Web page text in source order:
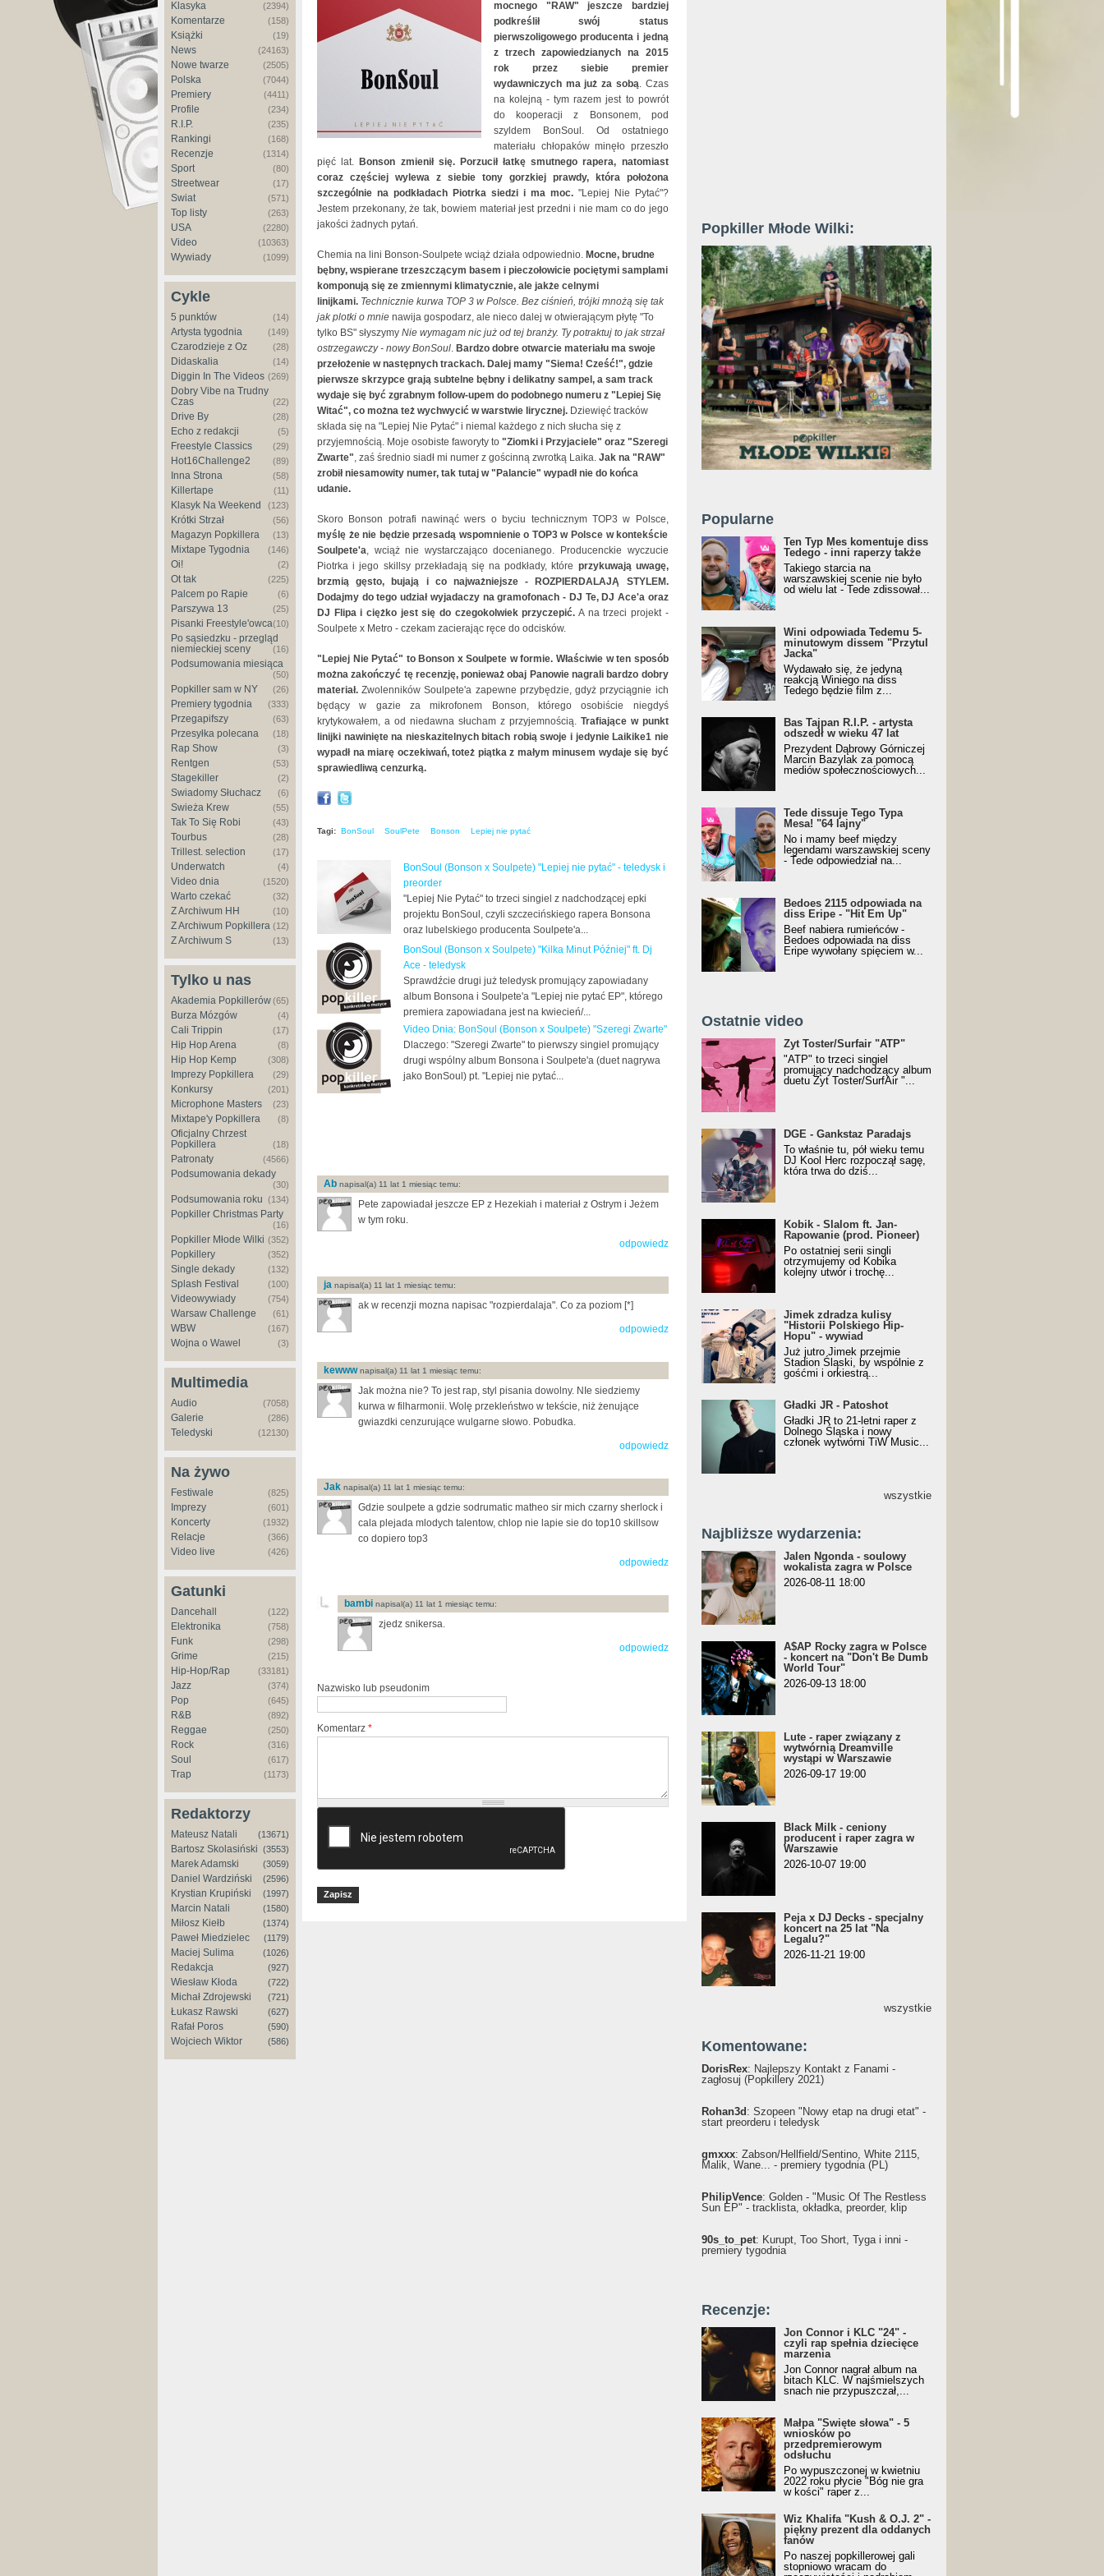
Klasyka (2394)
Komentarze (158)
Książki (19)
News (24163)
Nowe twarze (2505)
Polska (7044)
Premiery (4411)
Profile (234)
R.I.P. (235)
Rankingi (168)
Recenzje (1314)
Sport (80)
Streetwear (17)
Świat (571)
Top listy (263)
USA (2280)
Video (10363)
Wywiady (1099)
Cykle
5 punktów (14)
Artysta tygodnia (149)
Czarodzieje z Oz (28)
Didaskalia (14)
Diggin In The Videos (269)
Dobry Vibe na Trudny
Czas
(22)
Drive By (28)
Echo z redakcji (5)
Freestyle Classics (29)
Hot16Challenge2 (89)
Inna Strona (58)
Killertape (11)
Klasyk Na Weekend (123)
Krótki Strzał (56)
Magazyn Popkillera (13)
Mixtape Tygodnia (146)
Oi! (2)
Ot tak (225)
Palcem po Rapie (6)
Parszywa 13 (25)
Pisanki Freestyle'owca(10)
Po sąsiedzku - przegląd
niemieckiej sceny
(16)
Podsumowania miesiąca
(50)
Popkiller sam w NY (26)
Premiery tygodnia (333)
Przegapifszy (63)
Przesyłka polecana (18)
Rap Show (3)
Rentgen (53)
Stagekiller (2)
Świadomy Słuchacz (6)
Świeża Krew (55)
Tak To Się Robi (43)
Tourbus (28)
Trillest. selection (17)
Underwatch (4)
Video dnia (1520)
Warto czekać (32)
Z Archiwum HH (10)
Z Archiwum Popkillera (12)
Z Archiwum S (13)
Tylko u nas
Akademia Popkillerów(65)
Burza Mózgów (4)
Cali Trippin (17)
Hip Hop Arena (8)
Hip Hop Kemp (308)
Imprezy Popkillera (29)
Konkursy (201)
Microphone Masters (23)
Mixtape'y Popkillera (8)
Oficjalny Chrzest
Popkillera
(18)
Patronaty (4566)
Podsumowania dekady
(30)
Podsumowania roku (134)
Popkiller Christmas Party
(16)
Popkiller Młode Wilki (352)
Popkillery (352)
Single dekady (132)
Splash Festival (100)
Videowywiady (754)
Warsaw Challenge (61)
WBW (167)
Wojna o Wawel (3)
Multimedia
Audio (7058)
Galerie (286)
Teledyski (12130)
Na żywo
Festiwale (825)
Imprezy (601)
Koncerty (1932)
Relacje (366)
Video live (426)
Gatunki
Dancehall (122)
Elektronika (758)
Funk (298)
Grime (215)
Hip-Hop/Rap (33181)
Jazz (374)
Pop (645)
R&B (892)
Reggae (250)
Rock (316)
Soul (617)
Trap (1173)
Redaktorzy
Mateusz Natali (13671)
Bartosz Skolasiński (3553)
Marek Adamski (3059)
Daniel Wardziński (2596)
Krystian Krupiński (1997)
Marcin Natali (1580)
Miłosz Kiełb (1374)
Paweł Miedzielec (1179)
Maciej Sulima (1026)
Redakcja (927)
Wiesław Kłoda (722)
Michał Zdrojewski (721)
Łukasz Rawski (627)
Rafał Poros (590)
Wojciech Wiktor (586)
mocnego "RAW" jeszcze bardziej
podkreślił swój status
pierwszoligowego producenta i jedną
z trzech zapowiedzianych na 2015
rok przez siebie premier
wydawniczych ma już za sobą. Czas
na kolejną - tym razem jest to powrót
do kooperacji z Bonsonem, pod
szyldem BonSoul. Od ostatniego
materiału chłopaków minęło przeszło
pięć lat. Bonson zmienił się. Porzucił łatkę smutnego rapera, natomiast
coraz częściej wylewa z siebie tony gorzkiej prawdy, która położona
szczególnie na podkładach Piotrka siedzi i ma moc."Lepiej Nie Pytać"?
Jestem przekonany, że tak, bowiem materiał jest przedni i nie mam co do jego
jakości żadnych pytań.
Chemia na lini Bonson-Soulpete wciąż działa odpowiednio. Mocne, brudne
bębny, wspierane trzeszczącym basem i pieczołowicie pociętymi samplami
komponują się ze zmiennymi klimatycznie, ale jakże celnymi
linijkami. Technicznie kurwa TOP 3 w Polsce. Bez ciśnień, trójki mnożą się tak
jak plotki o mnie nawija gospodarz, ale nieco dalej w otwierającym płytę "To
tylko BS" słyszymy Nie wymagam nic już od tej branży. Ty potraktuj to jak strzał
ostrzegawczy - nowy BonSoul. Bardzo dobre otwarcie materiału ma swoje
przełożenie w następnych trackach. Dalej mamy "Siema! Cześć!", gdzie
pierwsze skrzypce grają subtelne bębny i delikatny sampel, a sam track
wydaje się być zgrabnym follow-upem do podobnego numeru z "Lepiej Się
Witać", co można też wychwycić w warstwie lirycznej. Dziewięć tracków
składa się na "Lepiej Nie Pytać" i niemal każdego z nich słucha się z
przyjemnością. Moje osobiste faworyty to "Ziomki i Przyjaciele" oraz "Szeregi
Zwarte", zaś średnio siadł mi numer z gościnną zwrotką Laika. Jak na "RAW"
zrobił niesamowity numer, tak tutaj w "Palancie" wypadł nie do końca
udanie.
Skoro Bonson potrafi nawinąć wers o byciu technicznym TOP3 w Polsce,
myślę że nie będzie przesadą wspomnienie o TOP3 w Polsce w kontekście
Soulpete'a, wciąż nie wystarczająco docenianego. Producenckie wyczucie
Piotrka i jego skillsy przekładają się na podkłady, które przykuwają uwagę,
brzmią gęsto, bujają i co najważniejsze - ROZPIERDALAJĄ STYLEM.
Dodajmy do tego udział wyjadaczy na gramofonach - DJ Te, DJ Ace'a oraz
DJ Flipa i ciężko jest się do czegokolwiek przyczepić. A na trzeci projekt -
Soulpete x Metro - czekam zacierając ręce do odcisków.
"Lepiej Nie Pytać" to Bonson x Soulpete w formie. Właściwie w ten sposób
można zakończyć tę recenzję, ponieważ obaj Panowie nagrali bardzo dobry
materiał. Zwolenników Soulpete'a zapewne przybędzie, gdyż przyciągnie ich
będący w gazie za mikrofonem Bonson, którego osobiście niegdyś
krytykowałem, a od niedawna słucham z przyjemnością. Trafiające w punkt
linijki nawinięte na nieskazitelnych bitach robią swoje i jedynie Laikike1 nie
wypadł na miarę oczekiwań, toteż piątka z małym minusem wydaje się być
sprawiedliwą cenzurką.
Tagi: BonSoul SoulPete Bonson Lepiej nie pytać
BonSoul (Bonson x Soulpete) "Lepiej nie pytać" - teledysk i
preorder
"Lepiej Nie Pytać" to trzeci singiel z nadchodzącej epki
projektu BonSoul, czyli szczecińskiego rapera Bonsona
oraz lubelskiego producenta Soulpete'a...
BonSoul (Bonson x Soulpete) "Kilka Minut Później" ft. Dj
Ace - teledysk
Sprawdźcie drugi już teledysk promujący zapowiadany
album Bonsona i Soulpete'a "Lepiej nie pytać EP", którego
premiera zapowiadana jest na kwiecień/...
Video Dnia: BonSoul (Bonson x Soulpete) "Szeregi Zwarte"
Dlaczego: "Szeregi Zwarte" to pierwszy singiel promujący
drugi wspólny album Bonsona i Soulpete'a (duet nagrywa
jako BonSoul) pt. "Lepiej nie pytać...
Ab napisal(a) 11 lat 1 miesiąc temu:
Pete zapowiadał jeszcze EP z Hezekiah i materiał z Ostrym i Jeżem
w tym roku.
odpowiedz
ja napisal(a) 11 lat 1 miesiąc temu:
ak w recenzji mozna napisac "rozpierdalaja". Co za poziom [*]
odpowiedz
kewwwnapisal(a) 11 lat 1 miesiąc temu:
Jak można nie? To jest rap, styl pisania dowolny. NIe siedziemy
kurwa w filharmonii. Wolę przekleństwo w tekście, niż żenujące
gwiazdki cenzurujące wulgarne słowo. Pobudka.
odpowiedz
Jak napisal(a) 11 lat 1 miesiąc temu:
Gdzie soulpete a gdzie sodrumatic matheo sir mich czarny sherlock i
cala plejada mlodych talentow, chlop nie lapie sie do top10 skillsow
co dopiero top3
odpowiedz
bambi napisal(a) 11 lat 1 miesiąc temu:
zjedz snikersa.
odpowiedz
Nazwisko lub pseudonim
Komentarz *
Popkiller Młode Wilki:
Popularne
Ten Typ Mes komentuje diss
Tedego - inni raperzy także
Takiego starcia na
warszawskiej scenie nie było
od wielu lat - Tede zdissował...
Wini odpowiada Tedemu 5-
minutowym dissem "Przytul
Jacka"
Wydawało się, że jedyną
reakcją Winiego na diss
Tedego będzie film z...
Bas Tajpan R.I.P. - artysta
odszedł w wieku 47 lat
Prezydent Dąbrowy Górniczej
Marcin Bazylak za pomocą
mediów społecznościowych...
Tede dissuje Tego Typa
Mesa! "64 lajny"
No i mamy beef między
legendami warszawskiej sceny
- Tede odpowiedział na...
Bedoes 2115 odpowiada na
diss Eripe - "Hit Em Up"
Beef nabiera rumieńców -
Bedoes odpowiada na diss
Eripe wywołany spięciem w...
Ostatnie video
Żyt Toster/SurfAir - ATP VIDEO
Żyt Toster/Surfair "ATP"
"ATP" to trzeci singiel
promujący nadchodzący album
duetu Żyt Toster/SurfAir "...
donGURALesko z nagrodą za
Klasyczny/Trueschoolowy
Album Roku (Popkillery 2023)
DGE - Gankstaz Paradajs
To właśnie tu, pół wieku temu
DJ Kool Herc rozpoczął sagę,
która trwa do dziś...
Kobik - Slalom ft. Jan-
Rapowanie (prod. Pioneer)
[Official Music Visualiser]
Kobik - Slalom ft. Jan-
Rapowanie (prod. Pioneer)
Po ostatniej serii singli
otrzymujemy od Kobika
kolejny utwór i trochę...
Jimek zdradza kulisy "Historii
Polskiego Hip-Hopu" - wywiad
Jimek zdradza kulisy
"Historii Polskiego Hip-
Hopu" - wywiad
Już jutro Jimek przejmie
Stadion Śląski, by wspólnie z
gośćmi i orkiestrą...
Gładki JR - Patoshot
Gładki JR - Patoshot
Gładki JR to 21-letni raper z
Dolnego Śląska i nowy
członek wytwórni TiW Music...
wszystkie
Najbliższe wydarzenia:
Jalen Ngonda - soulowy
wokalista zagra w Polsce
2026-08-11 18:00
A$AP Rocky zagra w Polsce
- koncert na "Don't Be Dumb
World Tour"
2026-09-13 18:00
Lute - raper związany z
wytwórnią Dreamville
wystąpi w Warszawie
2026-09-17 19:00
Black Milk - ceniony
producent i raper zagra w
Warszawie
2026-10-07 19:00
Peja x DJ Decks - specjalny
koncert na 25 lat "Na
Legalu?"
2026-11-21 19:00
wszystkie
Komentowane:
DorisRex: Najlepszy Kontakt z Fanami -
zagłosuj (Popkillery 2021)
Rohan3d : Szopeen "Nowy etap na drugi etat" -
start preorderu i teledysk
gmxxx: Żabson/Hellfield/Sentino, White 2115,
Malik, Wane... - premiery tygodnia (PL)
PhilipVence: Golden - "Music Of The Restless
Sun EP" - tracklista, okładka, preorder, klip
90s_to_pet: Kurupt, Too Short, Tyga i inni -
premiery tygodnia
Recenzje:
Jon Connor i KLC "24" -
czyli rap spełnia dziecięce
marzenia
Jon Connor nagrał album na
bitach KLC. W najśmielszych
snach nie przypuszczał,...
Małpa "Święte słowa" - 5
wniosków po
przedpremierowym
odsłuchu
Po wypuszczonej w kwietniu
2022 roku płycie "Bóg nie gra
w kości" raper z...
Wiz Khalifa "Kush & O.J. 2" -
piękny prezent dla oddanych
fanów
Po naszej popkillerowej gali
stopniowo wracam do